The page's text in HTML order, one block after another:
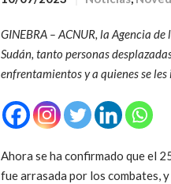
GINEBRA – ACNUR, la Agencia
Sudán, tanto personas
enfrentamientos y a quienes se
Ahora se ha confirmado que el
fue arrasada por los combates,